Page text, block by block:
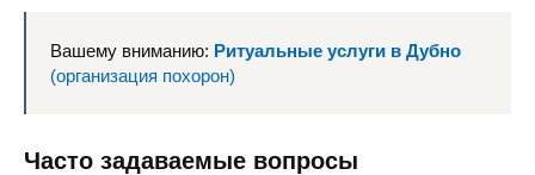
Вашему вниманию: Ритуальные услуги в Дубно
(организация похорон)
Часто задаваемые вопросы